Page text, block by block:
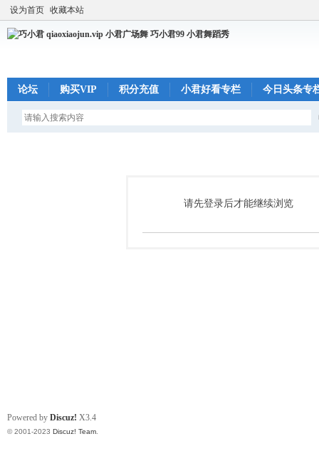
设为首页 收藏本站
论坛 购买VIP 积分充值 小君好看专栏 今日头条专
请先登录后才能继续浏览
Powered by Discuz! X3.4
© 2001-2023 Discuz! Team